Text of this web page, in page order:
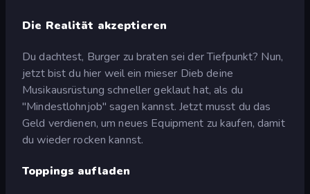
Die Realität akzeptieren
Du dachtest, Burger zu braten sei der Tiefpunkt? Nun,
jetzt bist du hier weil ein mieser Dieb deine
Musikausrüstung schneller geklaut hat, als du
"Mindestlohnjob" sagen kannst. Jetzt musst du das
Geld verdienen, um neues Equipment zu kaufen, damit
du wieder rocken kannst.
Toppings aufladen